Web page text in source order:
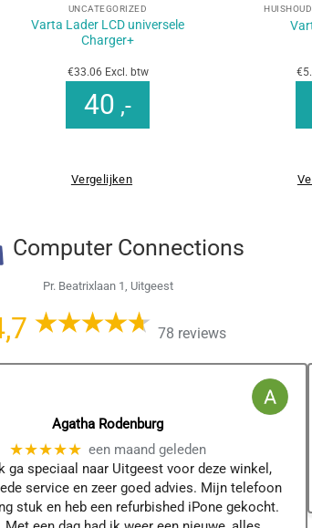
UNCATEGORIZED
Varta Lader LCD universele
Charger+
€33.06 Excl. btw
40 ,-
Vergelijken
Computer Connections
Pr. Beatrixlaan 1, Uitgeest
78 reviews
Agatha Rodenburg
★★★★★ een maand geleden
ga speciaal naar Uitgeest voor deze winkel,
service en zeer goed advies. Mijn telefoon
stuk en heb een refurbished iPone gekocht.